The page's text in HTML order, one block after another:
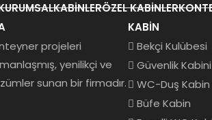
KABINLERÖZEL KABINLER
projeleri
yenilikçi ve
sunan bir firmadır.
KABIN
Bekçi Kulübesi
Güvenlik Kabini
WC-Duş Kabin
Büfe Kabin